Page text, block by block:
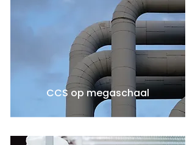
CCS op megaschaal